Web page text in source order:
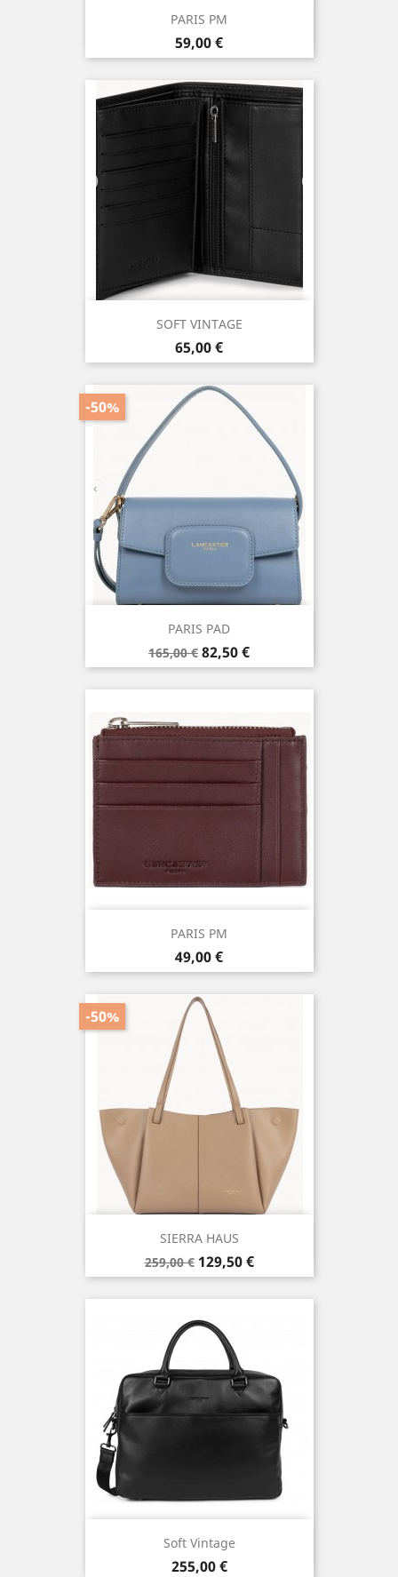
PARIS PM
Prix
59,00 €
SOFT VINTAGE
Prix
65,00 €
PARIS PAD
Prix
de
base
165,00 €
-50%
Prix
82,50 €
PARIS PM
Prix
49,00 €
SIERRA HAUS
Prix
de
base
259,00 €
-50%
Prix
129,50 €
Soft Vintage
Prix
255,00 €